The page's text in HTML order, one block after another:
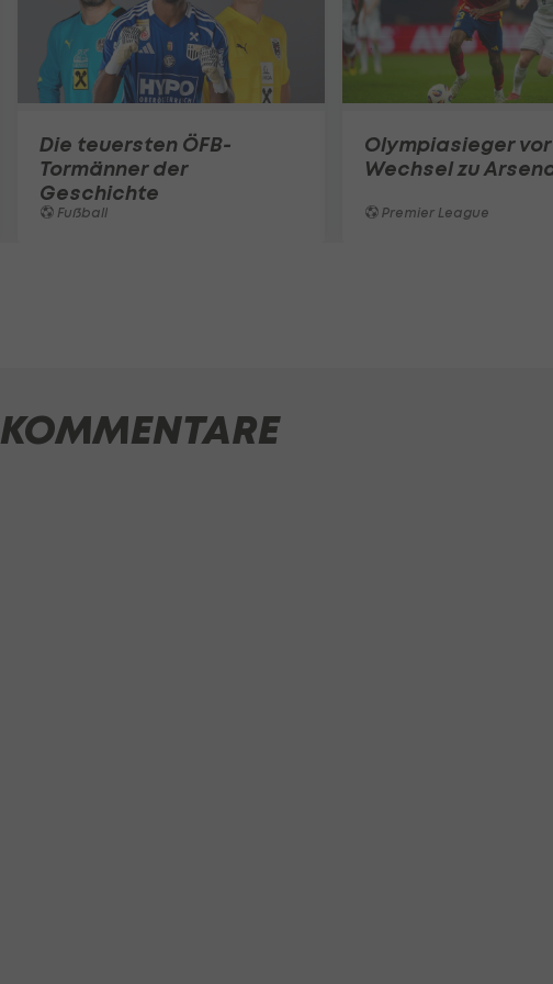
Die teuersten ÖFB-
Tormänner der
Geschichte
Fußball
Olympiasieger vor
Wechsel zu
Premier League
KOMMENTARE